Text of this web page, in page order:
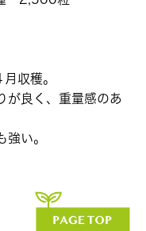
収穫。
が良く、重量感のあ
強い。